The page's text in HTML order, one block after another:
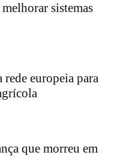
sistemas
europeia para
que morreu em